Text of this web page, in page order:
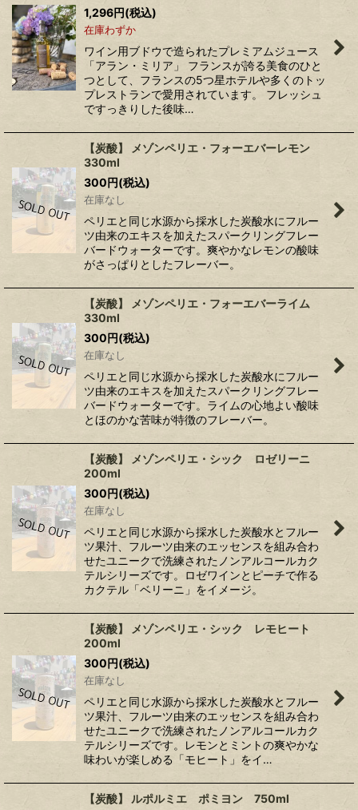
1,296円(税込)
在庫わずか
ワイン用ブドウで造られたプレミアムジュース
「アラン・ミリア」 フランスが誇る美食のひと
つとして、フランスの5つ星ホテルや多くのトッ
プレストランで愛用されています。 フレッシュ
ですっきりした後味…
【炭酸】 メゾンペリエ・フォーエバーレモン
330ml
300円(税込)
在庫なし
ペリエと同じ水源から採水した炭酸水にフルー
ツ由来のエキスを加えたスパークリングフレー
バードウォーターです。爽やかなレモンの酸味
がさっぱりとしたフレーバー。
【炭酸】 メゾンペリエ・フォーエバーライム
330ml
300円(税込)
在庫なし
ペリエと同じ水源から採水した炭酸水にフルー
ツ由来のエキスを加えたスパークリングフレー
バードウォーターです。ライムの心地よい酸味
とほのかな苦味が特徴のフレーバー。
【炭酸】 メゾンペリエ・シック ロゼリーニ
200ml
300円(税込)
在庫なし
ペリエと同じ水源から採水した炭酸水とフルー
ツ果汁、フルーツ由来のエッセンスを組み合わ
せたユニークで洗練されたノンアルコールカク
テルシリーズです。ロゼワインとピーチで作る
カクテル「ベリーニ」をイメージ。
【炭酸】 メゾンペリエ・シック レモヒート
200ml
300円(税込)
在庫なし
ペリエと同じ水源から採水した炭酸水とフルー
ツ果汁、フルーツ由来のエッセンスを組み合わ
せたユニークで洗練されたノンアルコールカク
テルシリーズです。レモンとミントの爽やかな
味わいが楽しめる「モヒート」をイ…
【炭酸】 ルポルミエ ポミヨン 750ml